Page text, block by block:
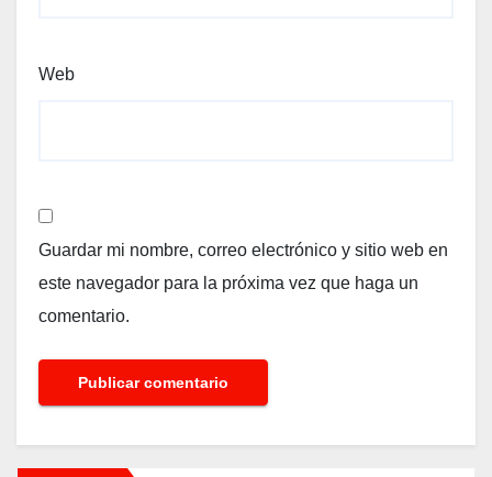
Web
Guardar mi nombre, correo electrónico y sitio web en
este navegador para la próxima vez que haga un
comentario.